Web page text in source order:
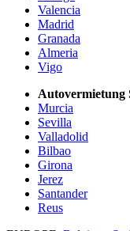
Valencia
Madrid
Granada
Almeria
Vigo
Autovermietung
Murcia
Sevilla
Valladolid
Bilbao
Girona
Jerez
Santander
Reus